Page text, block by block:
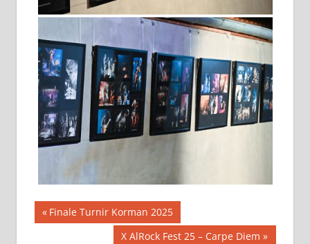
Кретање
Previous
Post:
Finale Turnir Korman 2025
Next
X AlRock Fest 25 – Carpe Diem